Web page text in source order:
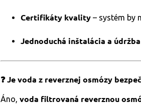
Certifikáty kvality – systém by
Jednoduchá inštalácia a údržba
❓ Je voda z reverznej osmózy
Áno, voda filtrovaná reverznou